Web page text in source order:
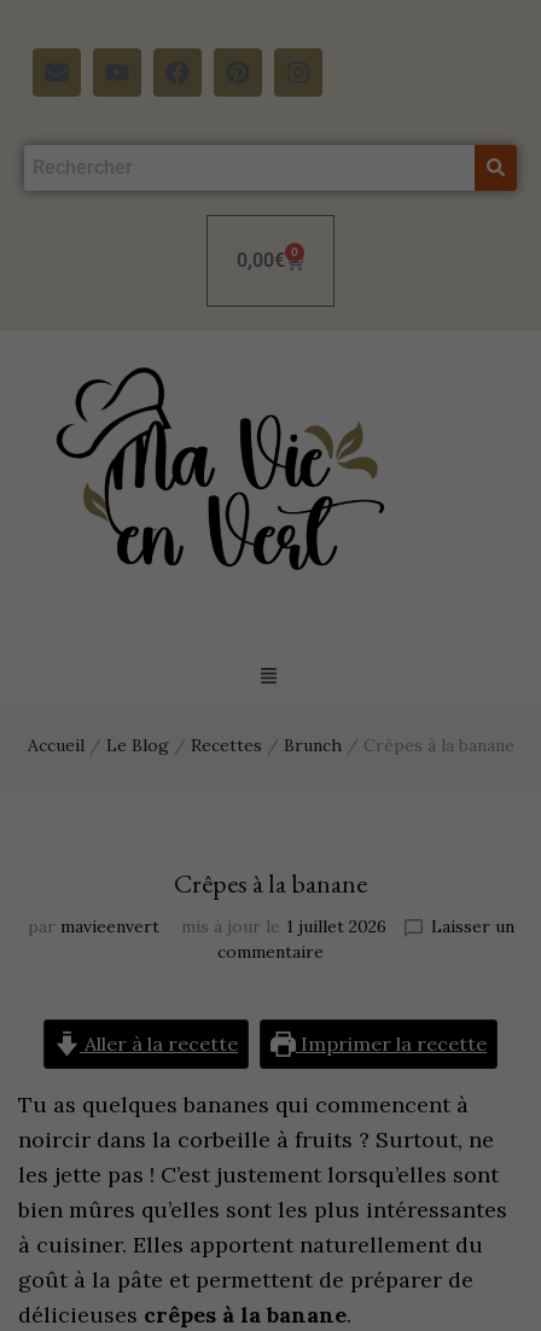
0,00€ 0
Accueil / Le Blog / Recettes / Brunch / Crêpes à la banane
Crêpes à la banane
par mavieenvert mis à jour le 1 juillet 2026
Laisser un
commentaire
Aller à la recette Imprimer la recette
Tu as quelques bananes qui commencent à
noircir dans la corbeille à fruits ? Surtout, ne
les jette pas ! C’est justement lorsqu’elles sont
bien mûres qu’elles sont les plus intéressantes
à cuisiner. Elles apportent naturellement du
goût à la pâte et permettent de préparer de
délicieuses crêpes à la banane.